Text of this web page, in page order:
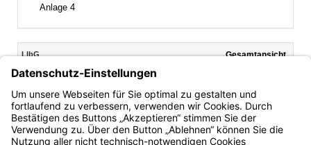
Anlage 4
Inhalt
LlbG
Fassung: 05.08.2010
Gesamtansicht
Art. 63 (aufgehoben)